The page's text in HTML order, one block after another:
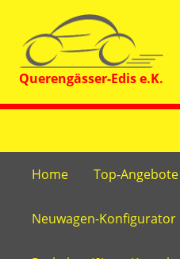
Home Top-Angebote
Neuwagen-Konfigurator